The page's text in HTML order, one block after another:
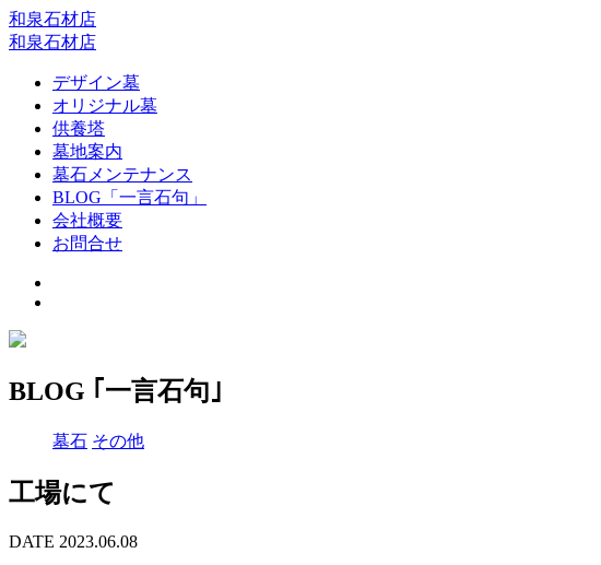
和泉石材店
和泉石材店
デザイン墓
オリジナル墓
供養塔
墓地案内
墓石メンテナンス
BLOG「一言石句」
会社概要
お問合せ
BLOG ｢一言石句｣
墓石 その他
工場にて
DATE 2023.06.08